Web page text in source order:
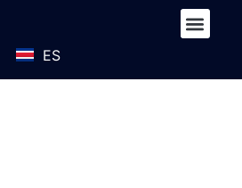
ES
EN